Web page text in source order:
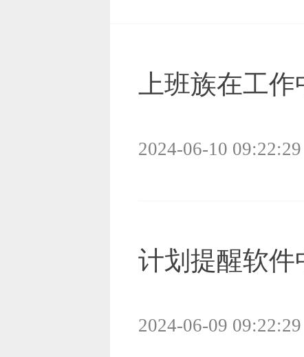
上班族在工
2024-06-10 09:22:29
计划提醒软件
2024-06-09 09:22:29